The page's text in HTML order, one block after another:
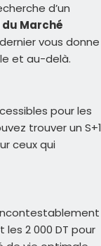
d’un
du Marché
vous donne
et au-delà.
pour les
trouver un S+1
ceux qui
2 000 DT pour